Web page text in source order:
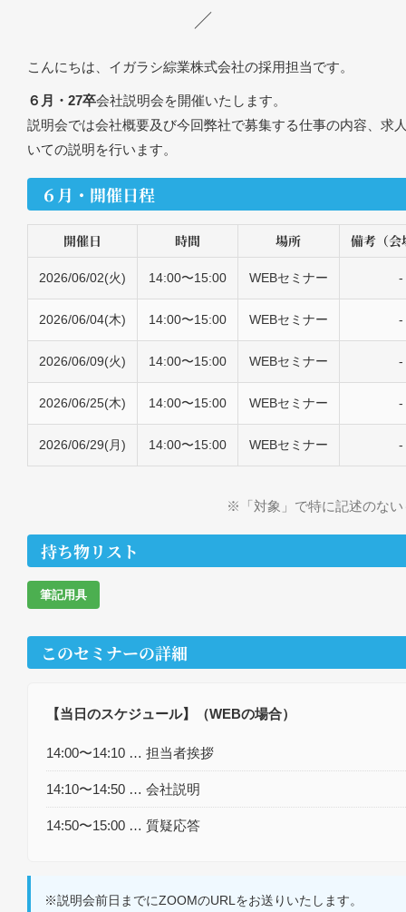
／
こんにちは、イガラシ綜業株式会社の採用担当です。
６月・27卒会社説明会を開催いたします。
説明会では会社概要及び今回弊社で募集する仕事の内容、求
いての説明を行います。
６月・開催日程
開催日 時間 場所 備考（会
2026/06/02(火) 14:00〜15:00 WEBセミナー -
2026/06/04(木) 14:00〜15:00 WEBセミナー -
2026/06/09(火) 14:00〜15:00 WEBセミナー -
2026/06/25(木) 14:00〜15:00 WEBセミナー -
2026/06/29(月) 14:00〜15:00 WEBセミナー -
※「対象」で特に記述のな
持ち物リスト
筆記用具
このセミナーの詳細
【当日のスケジュール】（WEBの場合）
14:00〜14:10 … 担当者挨拶
14:10〜14:50 … 会社説明
14:50〜15:00 … 質疑応答
※説明会前日までにZOOMのURLをお送りいたします。